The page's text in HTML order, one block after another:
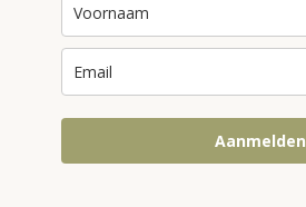
Aanmelden